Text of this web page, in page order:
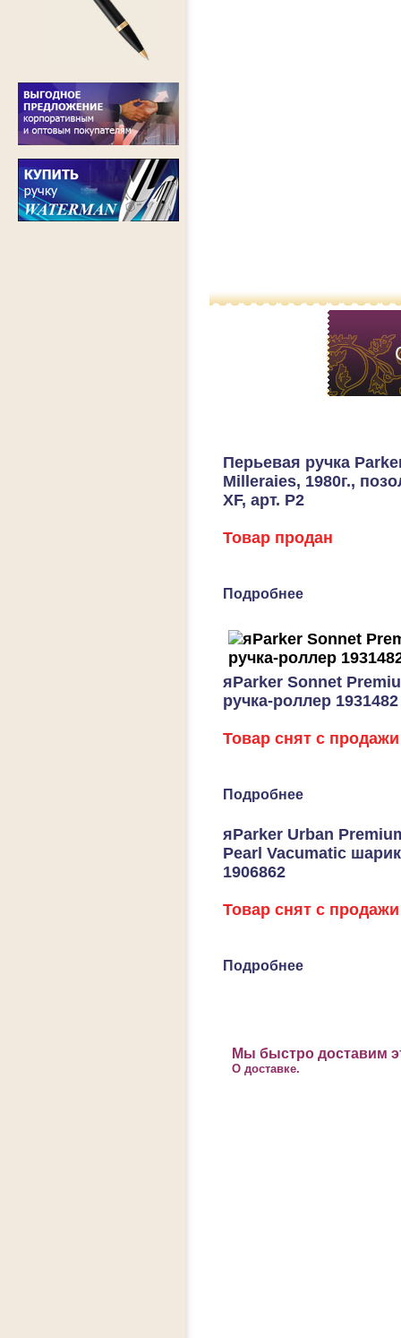
Перьевая ручка
Milleraies, 1980г.,
XF, арт. P2
Товар продан
Подробнее
яParker Sonnet
ручка-роллер 1931482
Товар снят с продажи
Подробнее
яParker Urban
Pearl Vacumatic
1906862
Товар снят с продажи
Подробнее
Мы быстро доставим
О доставке.